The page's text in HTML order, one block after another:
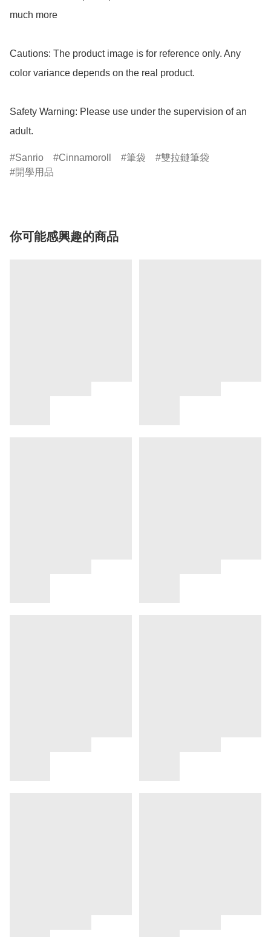
much more
Cautions: The product image is for reference only. Any
color variance depends on the real product.
Safety Warning: Please use under the supervision of an
adult.
Sanrio Cinnamoroll 筆袋
雙拉鏈筆袋
開學用品
你可能感興趣的商品